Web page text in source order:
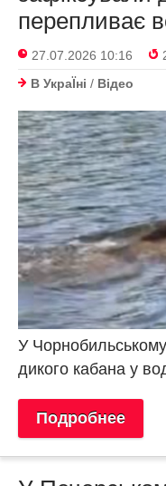
перепливає
27.07.2026 10:16
В УкраЇнi / Відео
У
дикого кабана у
Подробнее